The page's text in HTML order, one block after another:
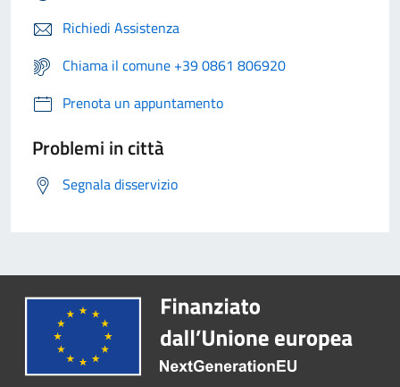
Richiedi Assistenza
Chiama il comune +39 0861 806920
Prenota un appuntamento
Problemi in città
Segnala disservizio